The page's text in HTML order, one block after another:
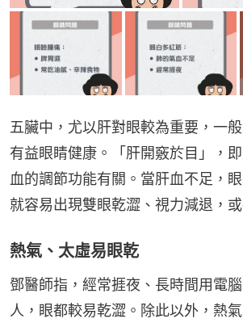
五臟中，尤以肝對眼較為重要，一
有益眼睛健康。「肝開竅於目」，
血的調節功能有關。當肝血不足，
就容易出現雙眼乾澀、視力減退，
熱氣、太虛易眼乾
鄧醫師指，經常捱夜、長時間用電
人，眼都較易乾澀。除此以外，熱